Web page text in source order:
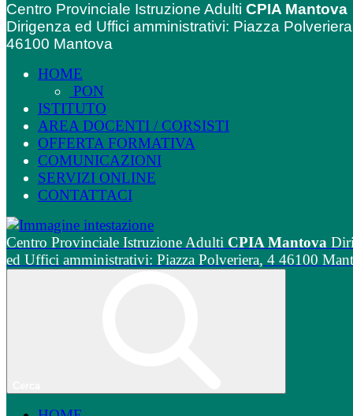
Centro Provinciale Istruzione Adulti CPIA Mantova
Dirigenza ed Uffici amministrativi: Piazza
46100 Mantova
HOME
PON
ISTITUTO
AREA DOCENTI / CORSISTI
OFFERTA FORMATIVA
COMUNICAZIONI
SERVIZI ONLINE
CONTATTACI
Centro Provinciale Istruzione Adulti CPIA Mantova
ed Uffici amministrativi: Piazza Polveriera, 4 46100